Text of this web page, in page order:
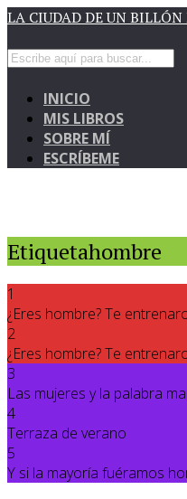
LA CIUDAD DE UN BILLÓN
INICIO
MIS LIBROS
SOBRE MÍ
ESCRÍBEME
Etiquetahombre
1
¿Eres hombre? Te
2
¿Eres hombre? Te
3
Las mujeres y la palabra
4
Terraza de verano
5
Y si la mayoría fuéramos